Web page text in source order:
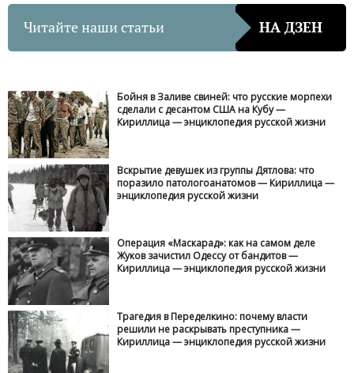
Читайте наши статьи НА ДЗЕН
Бойня в Заливе свиней: что русские морпехи
сделали с десантом США на Кубу —
Кириллица — энциклопедия русской жизни
Вскрытие девушек из группы Дятлова: что
поразило патологоанатомов — Кириллица —
энциклопедия русской жизни
Операция «Маскарад»: как на самом деле
Жуков зачистил Одессу от бандитов —
Кириллица — энциклопедия русской жизни
Трагедия в Переделкино: почему власти
решили не раскрывать преступника —
Кириллица — энциклопедия русской жизни